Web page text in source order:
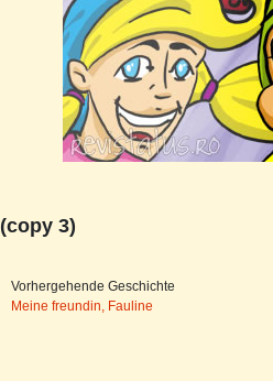
(copy 3)
Vorhergehende Geschichte
Meine freundin, Fauline